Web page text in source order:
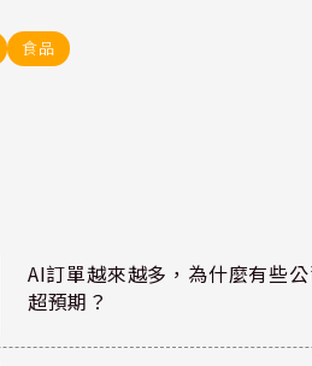
食品
AI訂單越來越多，為什麼有些
超預期？